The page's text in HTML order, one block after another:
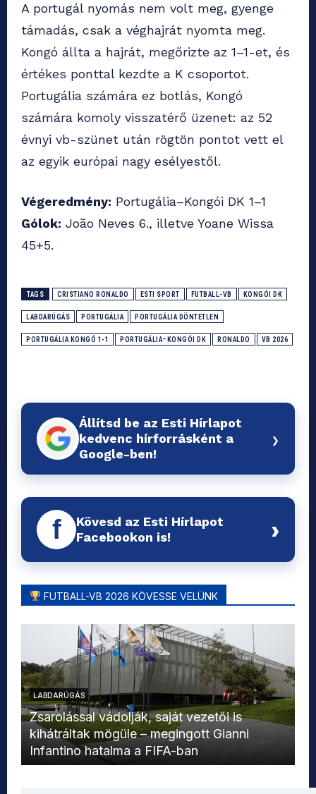
A portugál nyomás nem volt meg, gyenge
támadás, csak a véghajrát nyomta meg.
Kongó állta a hajrát, megőrizte az 1–1-et, és
értékes ponttal kezdte a K csoportot.
Portugália számára ez botlás, Kongó
számára komoly visszatérő üzenet: az 52
évnyi vb-szünet után rögtön pontot vett el
az egyik európai nagy esélyestől.
Végeredmény: Portugália–Kongói DK 1–1
Gólok: João Neves 6., illetve Yoane Wissa
45+5.
TAGS CRISTIANO RONALDO ESTI SPORT FUTBALL-VB KONGÓI DK
LABDARÚGÁS PORTUGÁLIA PORTUGÁLIA DÖNTETLEN
PORTUGÁLIA KONGÓ 1-1 PORTUGÁLIA–KONGÓI DK RONALDO VB 2026
Állítsd be az Esti Hírlapot
kedvenc hírforrásként a
Google-ben!
›
f
Kövesd az Esti Hírlapot
Facebookon is!
›
FUTBALL-VB 2026 KÖVESSE VELÜNK
LABDARÚGÁS
Zsarolással vádolják, saját vezetői is
kihátráltak mögüle – megingott Gianni
Infantino hatalma a FIFA-ban